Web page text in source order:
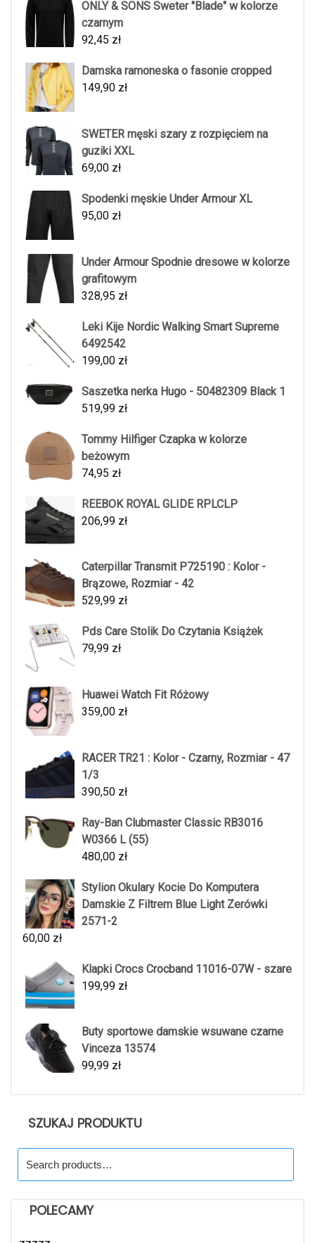
ONLY & SONS Sweter "Blade" w kolorze
czarnym
92,45 zł
Damska ramoneska o fasonie cropped
149,90 zł
SWETER męski szary z rozpięciem na
guziki XXL
69,00 zł
Spodenki męskie Under Armour XL
95,00 zł
Under Armour Spodnie dresowe w kolorze
grafitowym
328,95 zł
Leki Kije Nordic Walking Smart Supreme
6492542
199,00 zł
Saszetka nerka Hugo - 50482309 Black 1
519,99 zł
Tommy Hilfiger Czapka w kolorze
beżowym
74,95 zł
REEBOK ROYAL GLIDE RPLCLP
206,99 zł
Caterpillar Transmit P725190 : Kolor -
Brązowe, Rozmiar - 42
529,99 zł
Pds Care Stolik Do Czytania Książek
79,99 zł
Huawei Watch Fit Różowy
359,00 zł
RACER TR21 : Kolor - Czarny, Rozmiar - 47
1/3
390,50 zł
Ray-Ban Clubmaster Classic RB3016
W0366 L (55)
480,00 zł
Stylion Okulary Kocie Do Komputera
Damskie Z Filtrem Blue Light Zerówki
2571-2
60,00 zł
Klapki Crocs Crocband 11016-07W - szare
199,99 zł
Buty sportowe damskie wsuwane czarne
Vinceza 13574
99,99 zł
SZUKAJ PRODUKTU
for:
POLECAMY